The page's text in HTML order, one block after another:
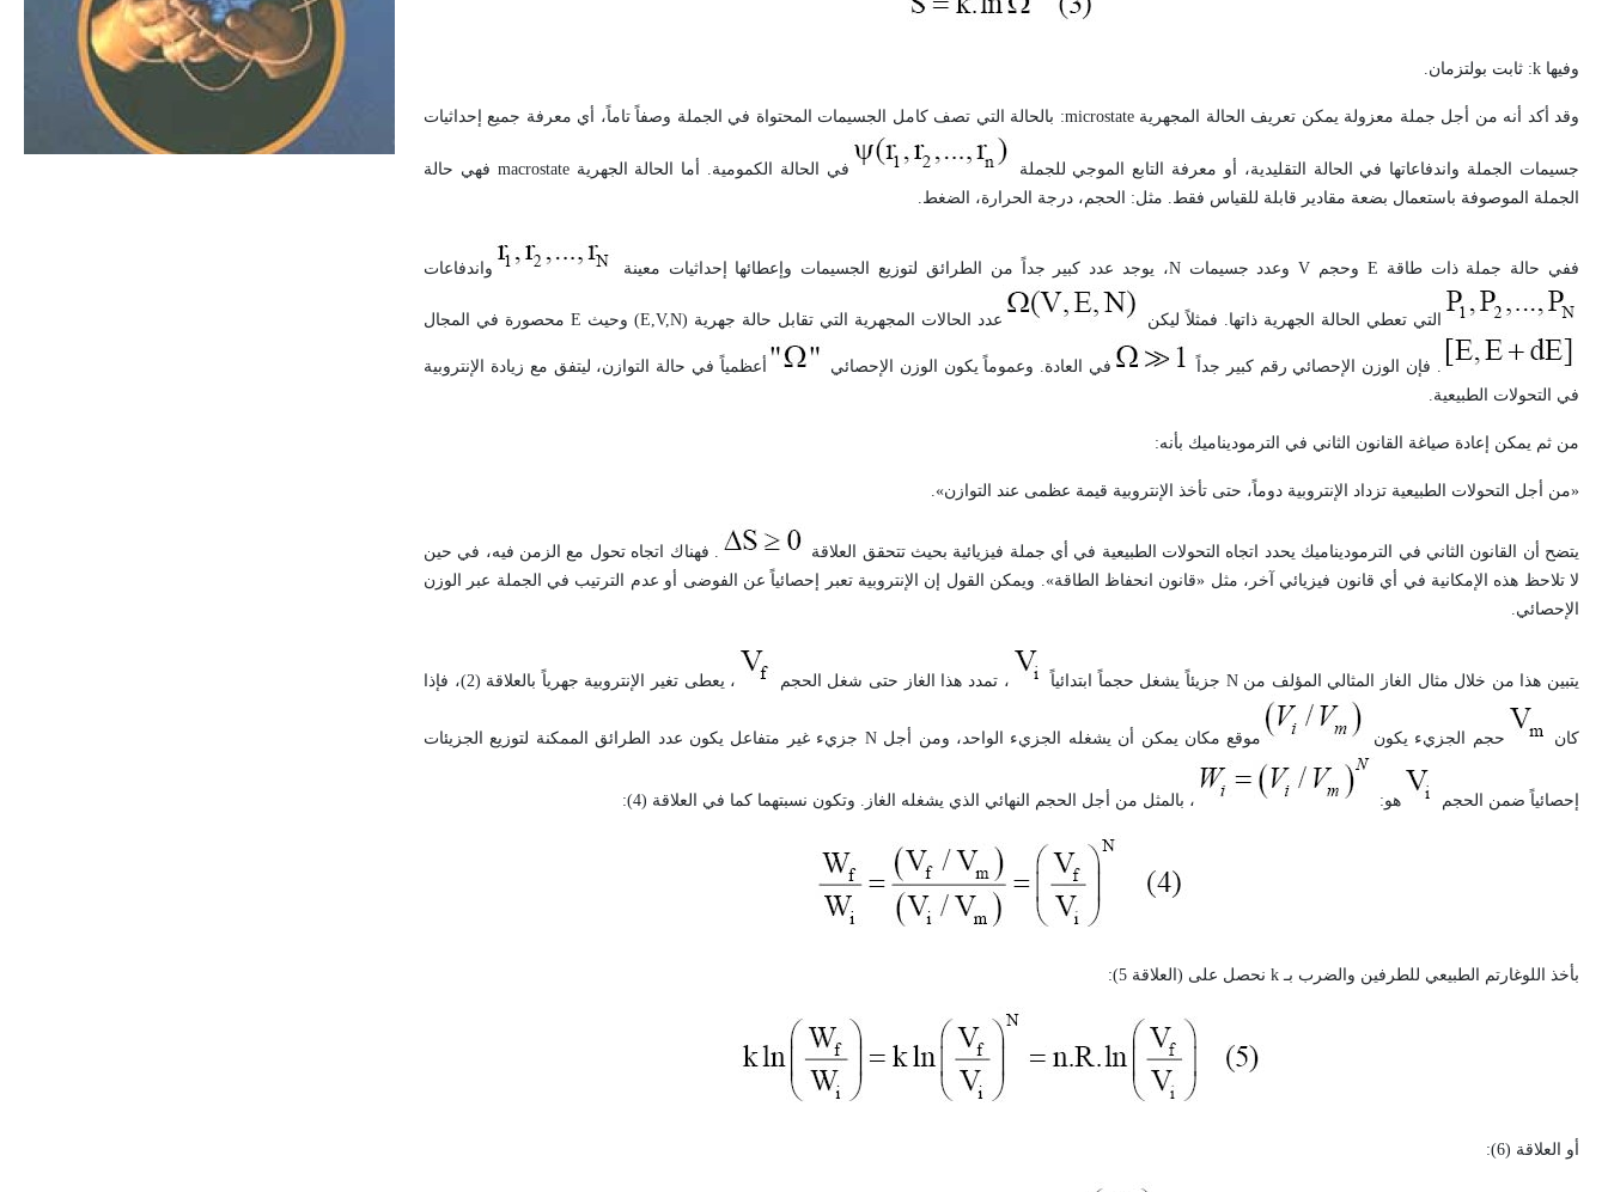
وفيها k: ثابت بولتزمان.
وقد أكد أنه من أجل جملة معزولة يمكن تعريف الحالة المجهريةmicrostate: بالحالة التي تصف كامل الجسيمات المحتواة في الجملة وصفاً تاماً، أي معرفة جميع إحداثيات
جسيمات الجملة واندفاعاتها في الحالة التقليدية، أو معرفة التابع الموجي للجملة في الحالة الكمومية. أما الحالة الجهريةmacrostate فهي حالة
الجملة الموصوفة باستعمال بضعة مقادير قابلة للقياس فقط. مثل: الحجم، درجة الحرارة، الضغط.
ففي حالة جملة ذات طاقة E وحجم Vوعدد جسيماتN، يوجد عدد كبير جداً من الطرائق لتوزيع الجسيمات وإعطائها إحداثيات معينة واندفاعات
التي تعطي الحالة الجهرية ذاتها. فمثلاً ليكن عدد الحالات المجهرية التي تقابل حالة جهرية (E,V,N) وحيث E محصورة في المجال
. فإن الوزن الإحصائي رقم كبير جداً في العادة. وعموماً يكون الوزن الإحصائي
أعظمياً في حالة التوازن، ليتفق مع زيادة الإنتروبية
في التحولات الطبيعية.
من ثم يمكن إعادة صياغة القانون الثاني في الترموديناميك بأنه:
«من أجل التحولات الطبيعية تزداد الإنتروبية دوماً، حتى تأخذ الإنتروبية قيمة عظمى عند التوازن».
يتضح أن القانون الثاني في الترموديناميك يحدد اتجاه التحولات الطبيعية في أي جملة فيزيائية بحيث تتحقق العلاقة
. فهناك اتجاه تحول مع الزمن فيه، في حين
لا تلاحظ هذه الإمكانية في أي قانون فيزيائي آخر، مثل «قانون انحفاظ الطاقة». ويمكن القول إن الإنتروبية تعبر إحصائياً عن الفوضى أو عدم الترتيب في الجملة عبر الوزن
الإحصائي.
يتبين هذا من خلال مثال الغاز المثالي المؤلف منN جزيئاً يشغل حجماً ابتدائياً ، تمدد هذا الغاز حتى شغل الحجم ، يعطى تغير الإنتروبية جهرياً بالعلاقة (2)، فإذا
كان حجم الجزيء يكون موقع مكان يمكن أن يشغله الجزيء الواحد، ومن أجلN جزيء غير متفاعل يكون عدد الطرائق الممكنة لتوزيع الجزيئات
إحصائياً ضمن الحجم هو: ، بالمثل من أجل الحجم النهائي الذي يشغله الغاز. وتكون نسبتهما كما في العلاقة (4):
بأخذ اللوغارتم الطبيعي للطرفين والضرب بـ k نحصل على (العلاقة 5):
أو العلاقة (6):
- هل تعلم أن المرجان إفراز حيواني
يتكون في البحر ويتركب من مادة
كربونات الكلسيوم، وهو أحمر أو شديد
الحمرة وهو أجود أنواعه، ويمتاز بكبر
الحجم ويسمى الش